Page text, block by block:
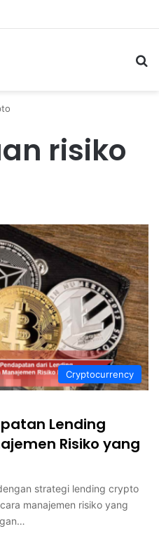
risiko
Cryptocurrency
Lending
Risiko yang
strategi lending crypto
manajemen risiko yang